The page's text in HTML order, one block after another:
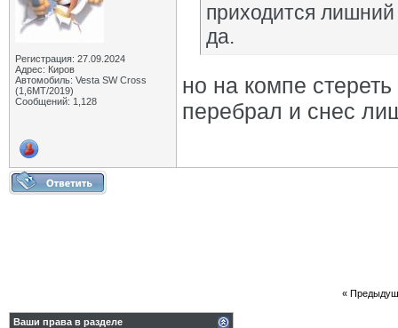
Регистрация: 27.09.2024
Адрес: Киров
Автомобиль: Vesta SW Cross
(1,6МТ/2019)
Сообщений: 1,128
приходится
да.
но на компе
перебрал и снес
«
Ваши права в разделе